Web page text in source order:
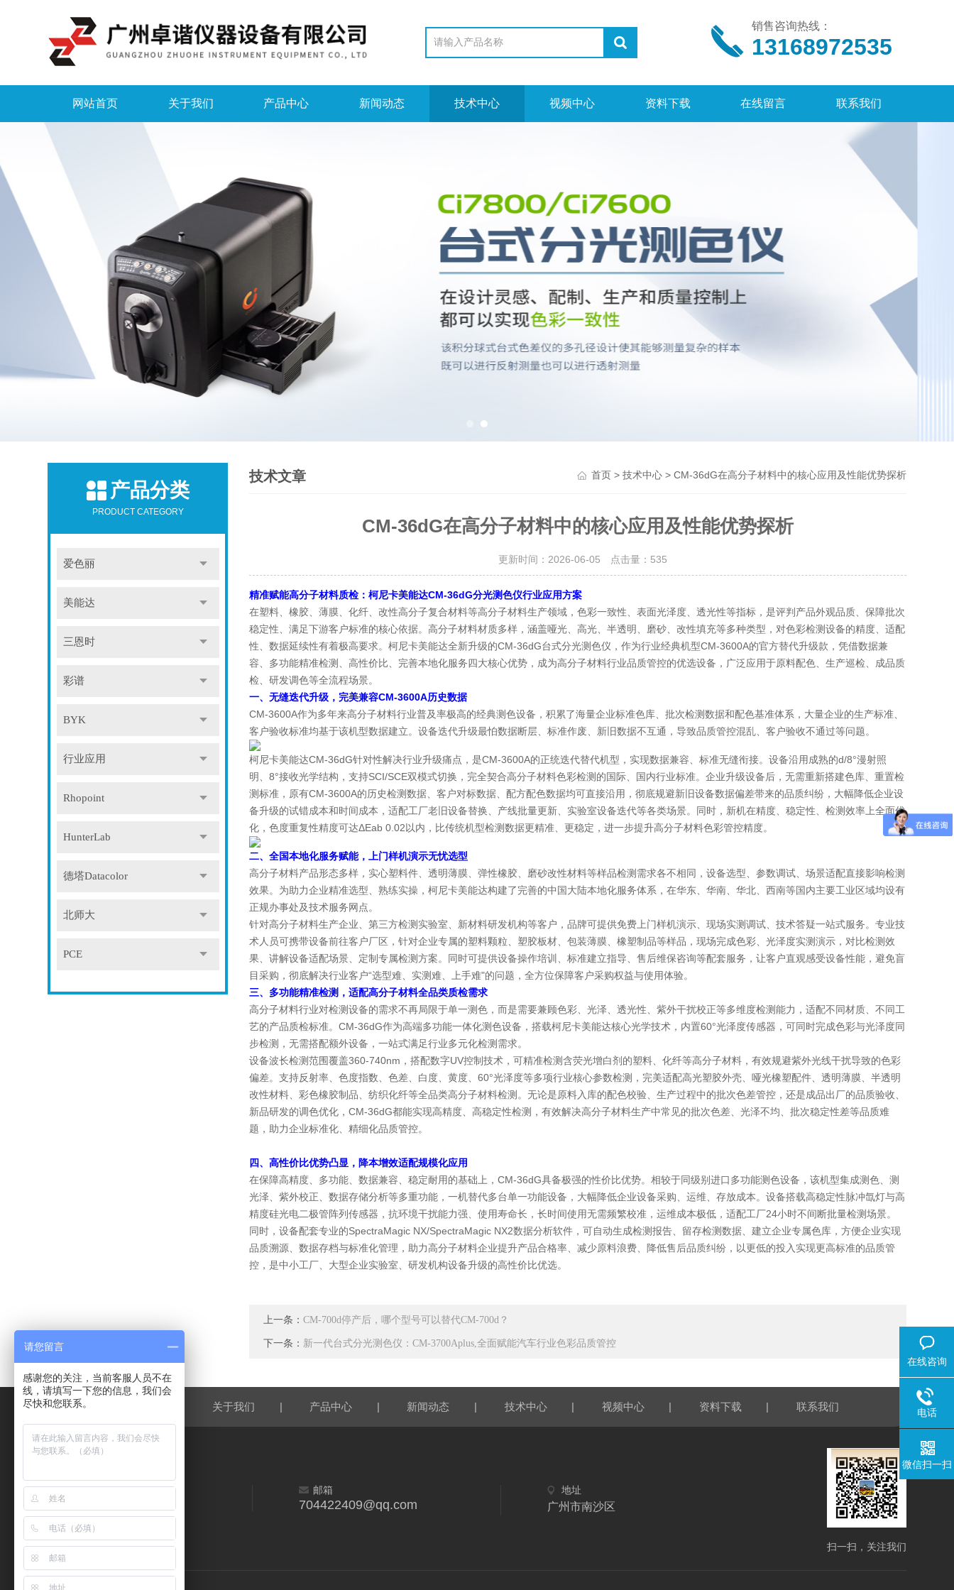
销售咨询热线：
13168972535
网站首页 关于我们 产品中心 新闻动态 技术中心 视频中心 资料下载 在线留言 联系我们
产品分类
PRODUCT CATEGORY
爱色丽
美能达
三恩时
彩谱
BYK
行业应用
Rhopoint
HunterLab
德塔Datacolor
北师大
PCE
技术文章 首页> 技术中心> CM‑36dG在高分子材料中的核心应用及性能优势探析
CM‑36dG在高分子材料中的核心应用及性能优势探析
更新时间：2026-06-05 点击量： 535
精准赋能高分子材料质检：柯尼卡美能达CM-36dG分光测色仪行业应用方案
在塑料、橡胶、薄膜、化纤、改性高分子复合材料等高分子材料生产领域，色彩一致性、表面光泽度、透光性等指标，是评判产品外观品质、保障批次
稳定性、满足下游客户标准的核心依据。高分子材料材质多样，涵盖哑光、高光、半透明、磨砂、改性填充等多种类型，对色彩检测设备的精度、适配
性、数据延续性有着极高要求。柯尼卡美能达全新升级的CM-36dG台式分光测色仪，作为行业经典机型CM-3600A的官方替代升级款，凭借数据兼
容、多功能精准检测、高性价比、完善本地化服务四大核心优势，成为高分子材料行业品质管控的优选设备，广泛应用于原料配色、生产巡检、成品质
检、研发调色等全流程场景。
一、无缝迭代升级，完美兼容CM-3600A历史数据
CM-3600A作为多年来高分子材料行业普及率极高的经典测色设备，积累了海量企业标准色库、批次检测数据和配色基准体系，大量企业的生产标准、
客户验收标准均基于该机型数据建立。设备迭代升级最怕数据断层、标准作废、新旧数据不互通，导致品质管控混乱、客户验收不通过等问题。
柯尼卡美能达CM-36dG针对性解决行业升级痛点，是CM-3600A的正统迭代替代机型，实现数据兼容、标准无缝衔接。设备沿用成熟的d/8°漫射照
明、8°接收光学结构，支持SCI/SCE双模式切换，完全契合高分子材料色彩检测的国际、国内行业标准。企业升级设备后，无需重新搭建色库、重置检
测标准，原有CM-3600A的历史检测数据、客户对标数据、配方配色数据均可直接沿用，彻底规避新旧设备数据偏差带来的品质纠纷，大幅降低企业设
备升级的试错成本和时间成本，适配工厂老旧设备替换、产线批量更新、实验室设备迭代等各类场景。同时，新机在精度、稳定性、检测效率上全面优
化，色度重复性精度可达ΔEab 0.02以内，比传统机型检测数据更精准、更稳定，进一步提升高分子材料色彩管控精度。
二、全国本地化服务赋能，上门样机演示无忧选型
高分子材料产品形态多样，实心塑料件、透明薄膜、弹性橡胶、磨砂改性材料等样品检测需求各不相同，设备选型、参数调试、场景适配直接影响检测
效果。为助力企业精准选型、熟练实操，柯尼卡美能达构建了完善的中国大陆本地化服务体系，在华东、华南、华北、西南等国内主要工业区域均设有
正规办事处及技术服务网点。
针对高分子材料生产企业、第三方检测实验室、新材料研发机构等客户，品牌可提供免费上门样机演示、现场实测调试、技术答疑一站式服务。专业技
术人员可携带设备前往客户厂区，针对企业专属的塑料颗粒、塑胶板材、包装薄膜、橡塑制品等样品，现场完成色彩、光泽度实测演示，对比检测效
果、讲解设备适配场景、定制专属检测方案。同时可提供设备操作培训、标准建立指导、售后维保咨询等配套服务，让客户直观感受设备性能，避免盲
目采购，彻底解决行业客户“选型难、实测难、上手难"的问题，全方位保障客户采购权益与使用体验。
三、多功能精准检测，适配高分子材料全品类质检需求
高分子材料行业对检测设备的需求不再局限于单一测色，而是需要兼顾色彩、光泽、透光性、紫外干扰校正等多维度检测能力，适配不同材质、不同工
艺的产品质检标准。CM-36dG作为高端多功能一体化测色设备，搭载柯尼卡美能达核心光学技术，内置60°光泽度传感器，可同时完成色彩与光泽度同
步检测，无需搭配额外设备，一站式满足行业多元化检测需求。
设备波长检测范围覆盖360-740nm，搭配数字UV控制技术，可精准检测含荧光增白剂的塑料、化纤等高分子材料，有效规避紫外光线干扰导致的色彩
偏差。支持反射率、色度指数、色差、白度、黄度、60°光泽度等多项行业核心参数检测，完美适配高光塑胶外壳、哑光橡塑配件、透明薄膜、半透明
改性材料、彩色橡胶制品、纺织化纤等全品类高分子材料检测。无论是原料入库的配色校验、生产过程中的批次色差管控，还是成品出厂的品质验收、
新品研发的调色优化，CM-36dG都能实现高精度、高稳定性检测，有效解决高分子材料生产中常见的批次色差、光泽不均、批次稳定性差等品质难
题，助力企业标准化、精细化品质管控。
四、高性价比优势凸显，降本增效适配规模化应用
在保障高精度、多功能、数据兼容、稳定耐用的基础上，CM-36dG具备极强的性价比优势。相较于同级别进口多功能测色设备，该机型集成测色、测
光泽、紫外校正、数据存储分析等多重功能，一机替代多台单一功能设备，大幅降低企业设备采购、运维、存放成本。设备搭载高稳定性脉冲氙灯与高
精度硅光电二极管阵列传感器，抗环境干扰能力强、使用寿命长，长时间使用无需频繁校准，运维成本极低，适配工厂24小时不间断批量检测场景。
同时，设备配套专业的SpectraMagic NX/SpectraMagic NX2数据分析软件，可自动生成检测报告、留存检测数据、建立企业专属色库，方便企业实现
品质溯源、数据存档与标准化管理，助力高分子材料企业提升产品合格率、减少原料浪费、降低售后品质纠纷，以更低的投入实现更高标准的品质管
控，是中小工厂、大型企业实验室、研发机构设备升级的高性价比优选。
上一条：CM-700d停产后，哪个型号可以替代CM-700d？
下一条： 新一代台式分光测色仪：CM-3700Aplus,全面赋能汽车行业色彩品质管控
关于我们 | 产品中心 | 新闻动态 | 技术中心 | 视频中心 | 资料下载 | 联系我们
邮箱
704422409@qq.com
地址
广州市南沙区
扫一扫，关注我们
在线咨询
电话
微信扫一扫
请您留言
感谢您的关注，当前客服人员不在
线，请填写一下您的信息，我们会
尽快和您联系。